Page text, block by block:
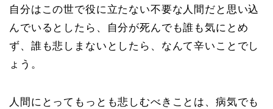
自分はこの世で役に立たない不要な人間だと思い込
んでいるとしたら、自分が死んでも誰も気にとめ
ず、誰も悲しまないとしたら、なんて辛いことでし
ょう。
人間にとってもっとも悲しむべきことは、病気でも